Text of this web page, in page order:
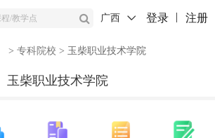
广西 登录 注册
> 专科院校 > 玉柴职业技术学院
玉柴职业技术学院